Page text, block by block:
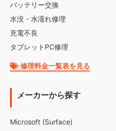
バッテリー交換
水没・水濡れ修理
充電不良
タブレットPC修理
修理料金一覧表を見る
メーカーから探す
Microsoft (Surface)